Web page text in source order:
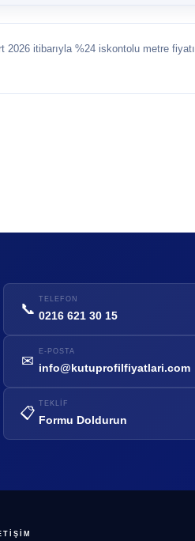
2026 itibarıyla %24 iskontolu metre fiyatı
📞
TELEFON
0216 621 30 15
✉
E-POSTA
info@kutuprofilfiyatlari.com
📋
TEKLIF
Formu Doldurun